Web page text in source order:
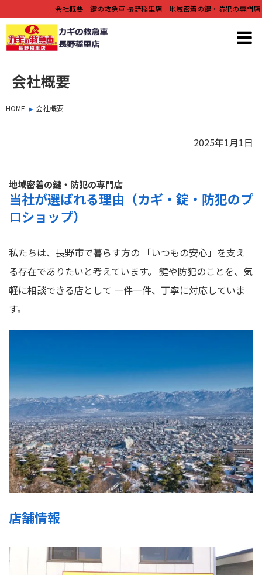
会社概要｜鍵の救急車 長野稲里店｜地域密着の鍵・防犯の専門店
会社概要
HOME 会社概要
2025年1月1日
地域密着の鍵・防犯の専門店
当社が選ばれる理由（カギ・錠・防犯のプ
ロショップ）
私たちは、長野市で暮らす方の 「いつもの安心」を支え
る存在でありたいと考えています。 鍵や防犯のことを、気
軽に相談できる店として 一件一件、丁寧に対応していま
す。
店舗情報